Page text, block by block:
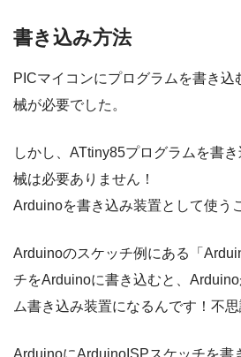
書き込み方法
PICマイコンにプログラムを書き
械が必要でした。
しかし、ATtiny85プログラムを書
械は必要ありません！
Arduinoを書き込み装置として使う
Arduinoのスケッチ例にある「
チをArduinoに書き込むと、
ム書き込み装置になるんです！不思